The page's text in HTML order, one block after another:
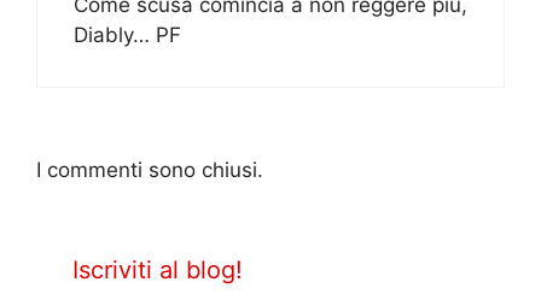
Come scusa comincia a non reggere più,
Diably… PF
I commenti sono chiusi.
Iscriviti al blog!